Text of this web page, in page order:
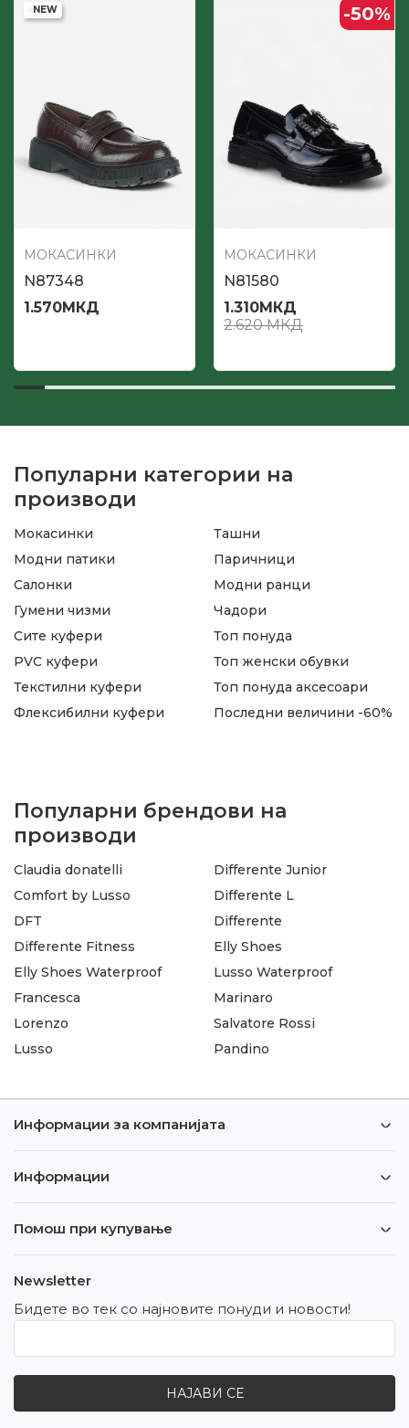
NEW
МОКАСИНКИ
N87348
1.570МКД
-50%
МОКАСИНКИ
N81580
1.310МКД
2.620МКД
Популарни категории на
производи
Мокасинки
Модни патики
Салонки
Гумени чизми
Ташни
Паричници
Модни ранци
Чадори
Сите куфери
PVC куфери
Текстилни куфери
Флексибилни куфери
Топ понуда
Топ женски обувки
Топ понуда аксесоари
Последни величини -60%
Популарни брендови на
производи
Claudia donatelli
Comfort by Lusso
DFT
Differente Fitness
Differente Junior
Differente L
Differente
Elly Shoes
Elly Shoes Waterproof
Francesca
Lorenzo
Lusso
Lusso Waterproof
Marinaro
Salvatore Rossi
Pandino
Информации за компанијата
Информации
Помош при купување
Newsletter
Бидете во тек со најновите понуди и новости!
НАЈАВИ СЕ